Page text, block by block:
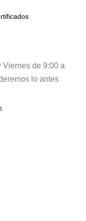
Viernes de 9:00 a
lo antes